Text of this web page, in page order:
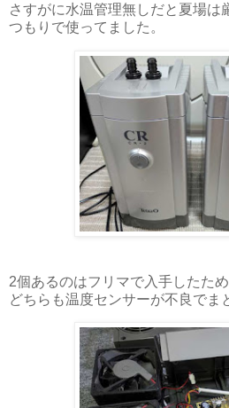
さすがに水温管理無しだと夏場は
つもりで使ってました。
2個あるのはフリマで入手したため
どちらも温度センサーが不良でま